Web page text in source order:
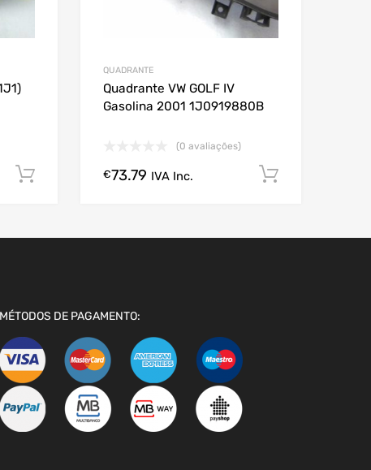
Comprar Agora!
QUADRANTE
Quadrante VW GOLF IV
Gasolina 2001 1J0919880B
(0 avaliações)
€73.79 IVA Inc.
MÉTODOS DE PAGAMENTO: